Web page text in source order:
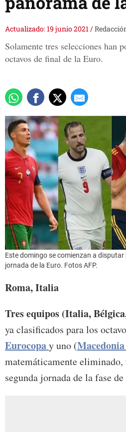
Actualizado: 19 junio 2021/
Solamente tres selecciones han
octavos de final de la Euro.
Este domingo se comienzan a
jornada de la Euro. Fotos AFP.
Roma, Italia
Tres equipos (Italia,
ya clasificados para los
Eurocopay uno (
matemáticamente
segunda jornada de la fase